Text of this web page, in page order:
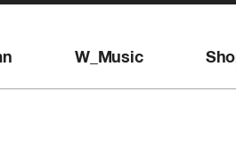
W_Music